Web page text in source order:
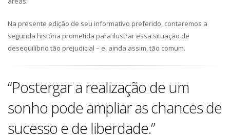
Na presente edição de seu informativo preferido, contaremos a
segunda história prometida para ilustrar essa situação de
desequilíbrio tão prejudicial – e, ainda assim, tão comum.
“Postergar a realização de um
sonho pode ampliar as chances de
sucesso e de liberdade.”